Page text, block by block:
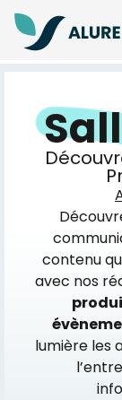
contenu
avec nos
lumière les